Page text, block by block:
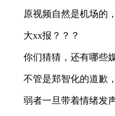
原视频自然是机场的
大xx报？？？
你们猜猜，还有哪
不管是郑智化的道歉
弱者一旦带着情绪发